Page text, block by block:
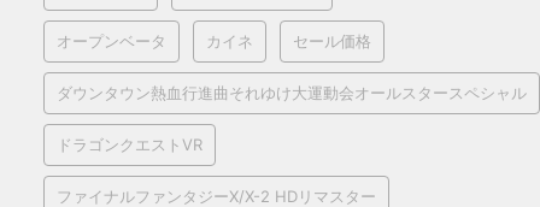
オープンベータ カイネ セール価格
ダウンタウン熱血行進曲それゆけ大運動会オールスタースペシャル
ドラゴンクエストVR
ファイナルファンタジーX/X-2 HDリマスター